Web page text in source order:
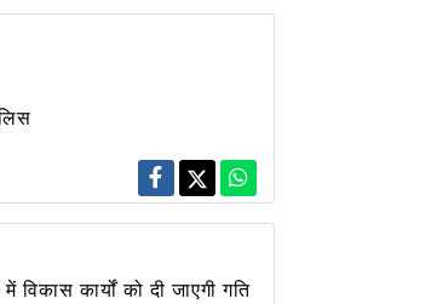
विकास कार्यों को दी जाएगी गति